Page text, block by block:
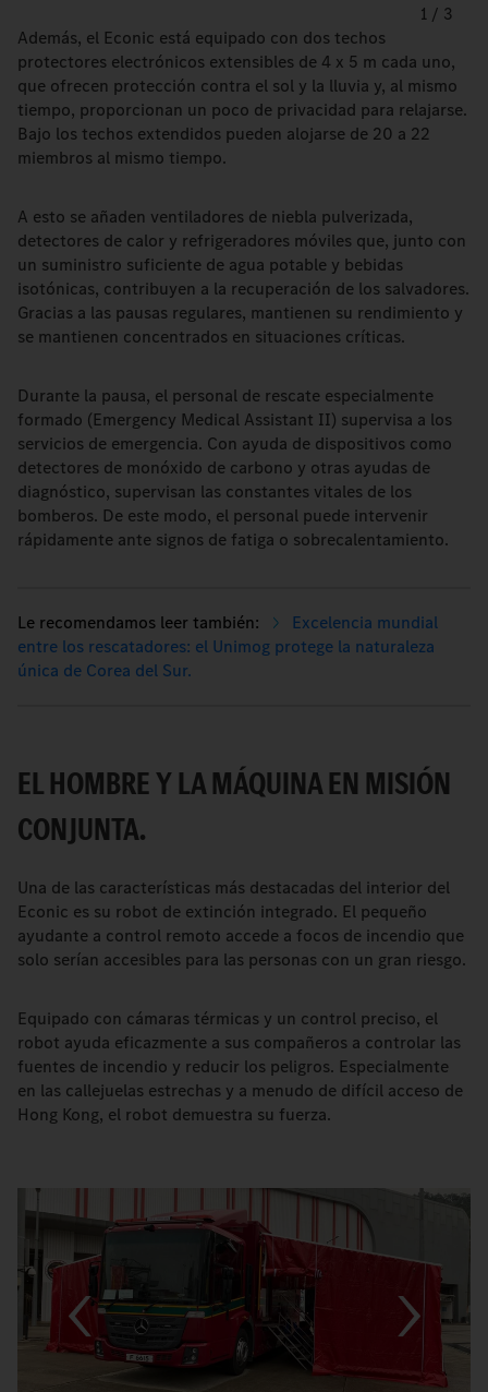
1 / 3
Además, el Econic está equipado con dos techos
protectores electrónicos extensibles de 4 x 5 m cada uno,
que ofrecen protección contra el sol y la lluvia y, al mismo
tiempo, proporcionan un poco de privacidad para relajarse.
Bajo los techos extendidos pueden alojarse de 20 a 22
miembros al mismo tiempo.
A esto se añaden ventiladores de niebla pulverizada,
detectores de calor y refrigeradores móviles que, junto con
un suministro suficiente de agua potable y bebidas
isotónicas, contribuyen a la recuperación de los salvadores.
Gracias a las pausas regulares, mantienen su rendimiento y
se mantienen concentrados en situaciones críticas.
Durante la pausa, el personal de rescate especialmente
formado (Emergency Medical Assistant II) supervisa a los
servicios de emergencia. Con ayuda de dispositivos como
detectores de monóxido de carbono y otras ayudas de
diagnóstico, supervisan las constantes vitales de los
bomberos. De este modo, el personal puede intervenir
rápidamente ante signos de fatiga o sobrecalentamiento.
Excelencia mundial
entre los rescatadores: el Unimog protege la naturaleza
única de Corea del Sur.
EL HOMBRE Y LA MÁQUINA EN MISIÓN
CONJUNTA.
Una de las características más destacadas del interior del
Econic es su robot de extinción integrado. El pequeño
ayudante a control remoto accede a focos de incendio que
solo serían accesibles para las personas con un gran riesgo.
Equipado con cámaras térmicas y un control preciso, el
robot ayuda eficazmente a sus compañeros a controlar las
fuentes de incendio y reducir los peligros. Especialmente
en las callejuelas estrechas y a menudo de difícil acceso de
Hong Kong, el robot demuestra su fuerza.